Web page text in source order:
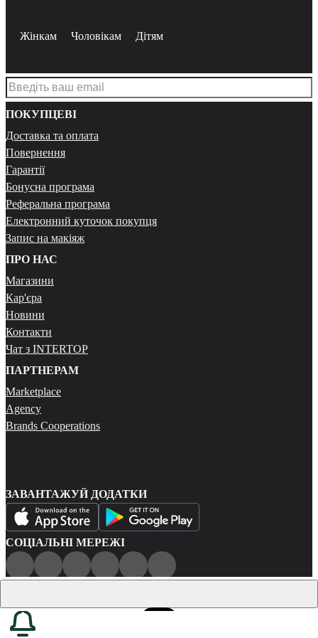
Жінкам Чоловікам Дітям
ПОКУПЦЕВІ
Доставка та оплата
Повернення
Гарантії
Бонусна програма
Реферальна програма
Електронний куточок покупця
Запис на макіяж
ПРО НАС
Магазини
Кар'єра
Новини
Контакти
Чат з INTERTOP
ПАРТНЕРАМ
Marketplace
Agency
Brands Cooperations
ЗАВАНТАЖУЙ ДОДАТКИ
СОЦІАЛЬНІ МЕРЕЖІ
Політика конфіденційності
Карта сайту